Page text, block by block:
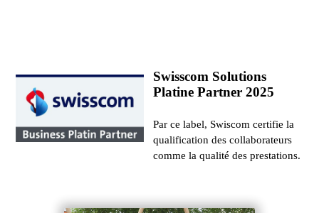
Swisscom Solutions
Platine Partner 2025
Par ce label, Swiscom certifie la
qualification des collaborateurs
comme la qualité des prestations.